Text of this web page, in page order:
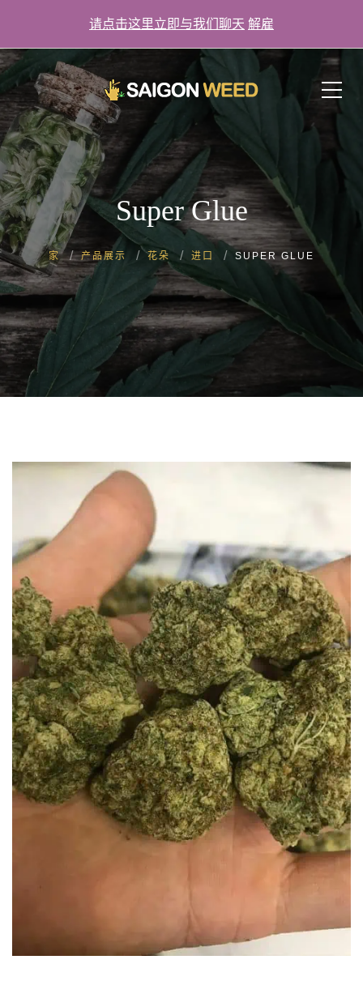
单击此处立即与我们聊天！
Super Glue
家 产品展示 花朵 进口 SUPER GLUE
请点击这里立即与我们聊天 解雇